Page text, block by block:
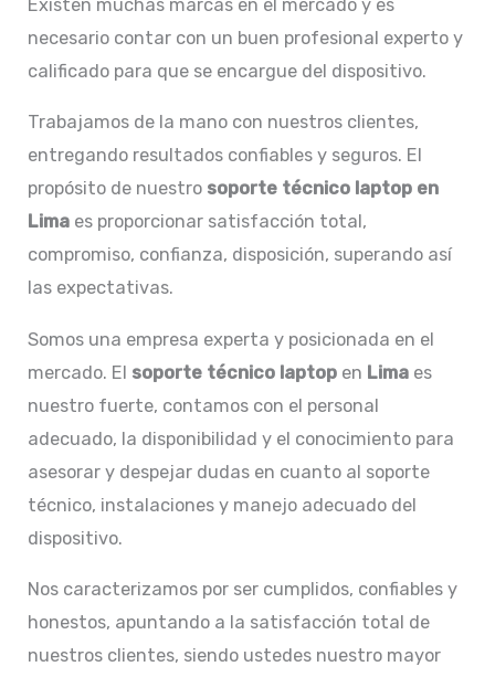
Existen muchas marcas en el mercado y es
necesario contar con un buen profesional experto y
calificado para que se encargue del dispositivo.
Trabajamos de la mano con nuestros clientes,
entregando resultados confiables y seguros. El
propósito de nuestro soporte técnico laptop en
Lima es proporcionar satisfacción total,
compromiso, confianza, disposición, superando así
las expectativas.
Somos una empresa experta y posicionada en el
mercado. El soporte técnico laptop en Lima es
nuestro fuerte, contamos con el personal
adecuado, la disponibilidad y el conocimiento para
asesorar y despejar dudas en cuanto al soporte
técnico, instalaciones y manejo adecuado del
dispositivo.
Nos caracterizamos por ser cumplidos, confiables y
honestos, apuntando a la satisfacción total de
nuestros clientes, siendo ustedes nuestro mayor